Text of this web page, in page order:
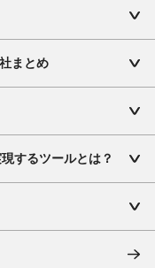
まとめ
するツールとは？